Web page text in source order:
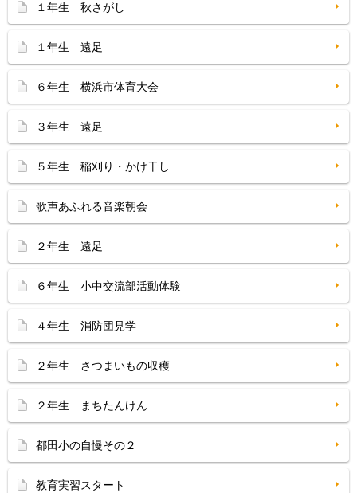
１年生 秋さがし
１年生 遠足
６年生 横浜市体育大会
３年生 遠足
５年生 稲刈り・かけ干し
歌声あふれる音楽朝会
２年生 遠足
６年生 小中交流部活動体験
４年生 消防団見学
２年生 さつまいもの収穫
２年生 まちたんけん
都田小の自慢その２
教育実習スタート